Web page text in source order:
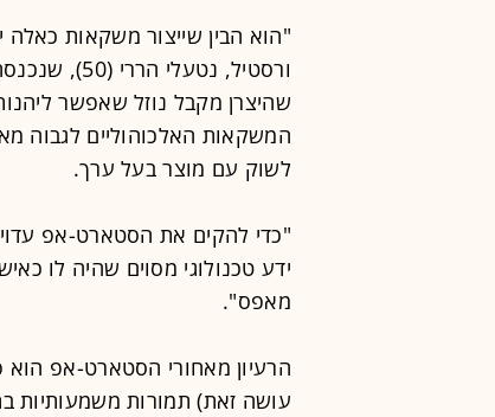
"הוא הבין שייצור משקאות
ורסטיל,
שהיצרן מקבל נוזל שאפשר
המשקאות האלכוהוליים לגבוה
לשוק עם מוצר בעל ערך.
"כדי להקים את הסטארט-אפ
ידע טכנולוגי מסוים שהיה לו
מאפס".
הרעיון מאחורי הסטארט-אפ הוא
עושה זאת) תמורות משמעותיות